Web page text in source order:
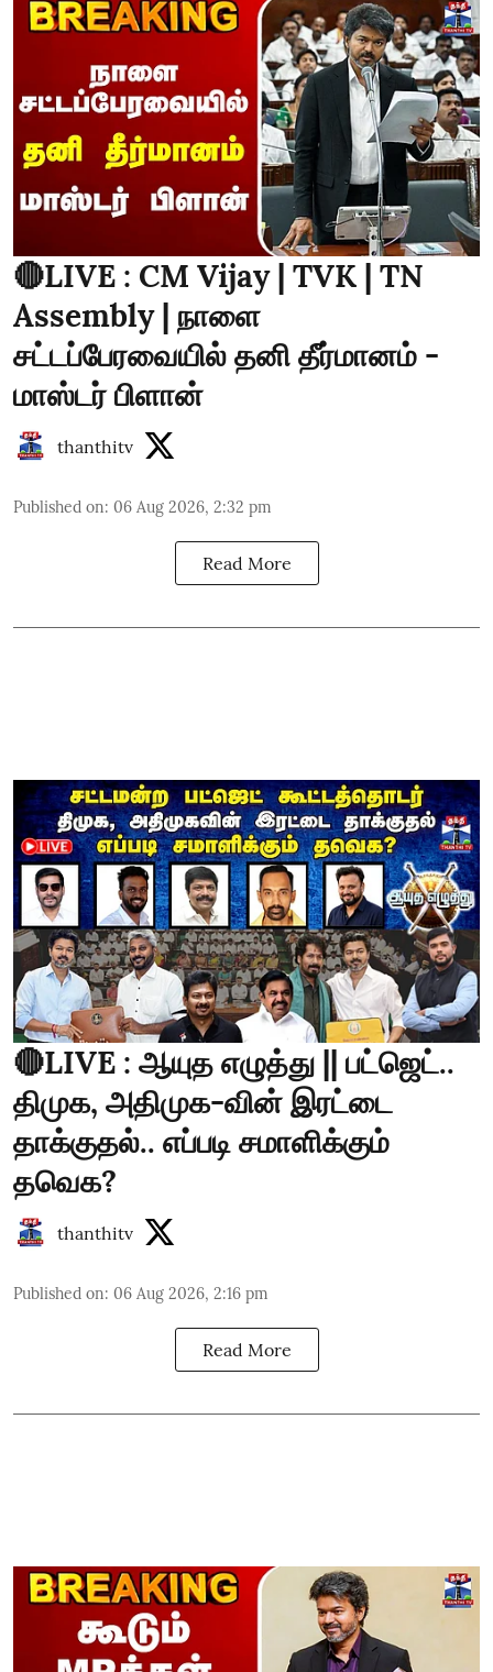
🔴LIVE : CM Vijay | TVK | TN
Assembly | நாளை
சட்டப்பேரவையில் தனி தீர்மானம் -
மாஸ்டர் பிளான்
thanthitv
Published on: 06 Aug 2026, 2:32 pm
Read More
🔴LIVE : ஆயுத எழுத்து || பட்ஜெட்..
திமுக, அதிமுக-வின் இரட்டை
தாக்குதல்.. எப்படி சமாளிக்கும்
தவெக?
thanthitv
Published on: 06 Aug 2026, 2:16 pm
Read More